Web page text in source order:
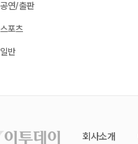
공연/출판
스포츠
일반
회사소개